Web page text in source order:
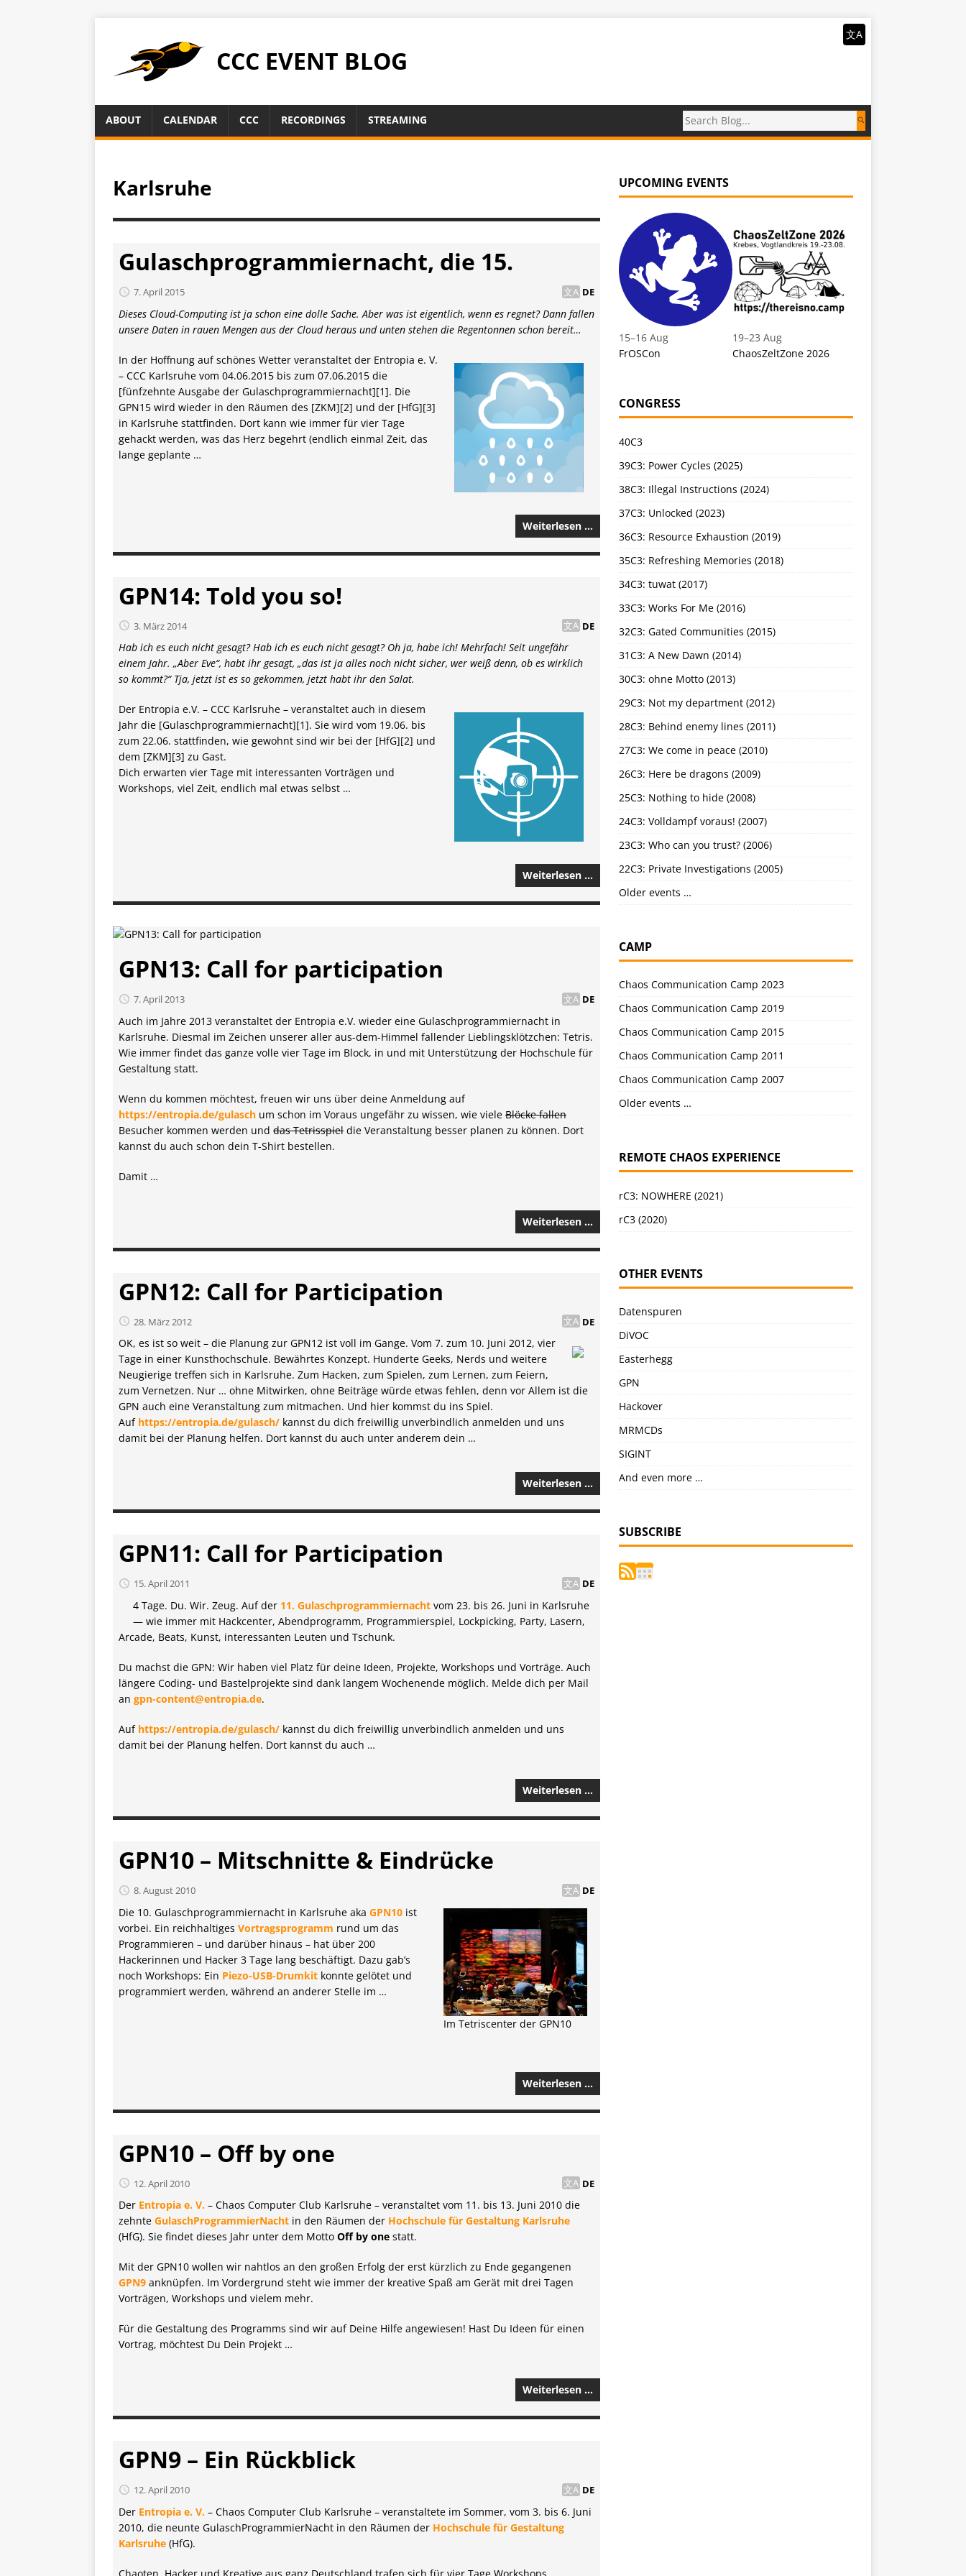
CCC EVENT BLOG
文A
ABOUT CALENDAR CCC RECORDINGS STREAMING
Karlsruhe
Gulaschprogrammiernacht, die 15.
7. April 2015 DE
Dieses Cloud-Computing ist ja schon eine dolle Sache. Aber was ist eigentlich, wenn es regnet? Dann fallen
unsere Daten in rauen Mengen aus der Cloud heraus und unten stehen die Regentonnen schon bereit…
In der Hoffnung auf schönes Wetter veranstaltet der Entropia e. V.
– CCC Karlsruhe vom 04.06.2015 bis zum 07.06.2015 die
[fünfzehnte Ausgabe der Gulasch­programmier­nacht][1]. Die
GPN15 wird wieder in den Räumen des [ZKM][2] und der [HfG][3]
in Karlsruhe stattfinden. Dort kann wie immer für vier Tage
gehackt werden, was das Herz begehrt (endlich einmal Zeit, das
lange geplante …
Weiterlesen …
GPN14: Told you so!
3. März 2014 DE
Hab ich es euch nicht gesagt? Hab ich es euch nicht gesagt? Oh ja, habe ich! Mehrfach! Seit ungefähr
einem Jahr. „Aber Eve“, habt ihr gesagt, „das ist ja alles noch nicht sicher, wer weiß denn, ob es wirklich
so kommt?“ Tja, jetzt ist es so gekommen, jetzt habt ihr den Salat.
Der Entropia e.V. – CCC Karlsruhe – veranstaltet auch in diesem
Jahr die [Gulaschprogrammiernacht][1]. Sie wird vom 19.06. bis
zum 22.06. stattfinden, wie gewohnt sind wir bei der [HfG][2] und
dem [ZKM][3] zu Gast.
Dich erwarten vier Tage mit interessanten Vorträgen und
Workshops, viel Zeit, endlich mal etwas selbst …
Weiterlesen …
GPN13: Call for participation
7. April 2013 DE
Auch im Jahre 2013 veranstaltet der Entropia e.V. wieder eine Gulaschprogrammiernacht in
Karlsruhe. Diesmal im Zeichen unserer aller aus-dem-Himmel fallender Lieblingsklötzchen: Tetris.
Wie immer findet das ganze volle vier Tage im Block, in und mit Unterstützung der Hochschule für
Gestaltung statt.
Wenn du kommen möchtest, freuen wir uns über deine Anmeldung auf
https://entropia.de/gulasch um schon im Voraus ungefähr zu wissen, wie viele Blöcke fallen
Besucher kommen werden und das Tetrisspiel die Veranstaltung besser planen zu können. Dort
kannst du auch schon dein T-Shirt bestellen.
Damit …
Weiterlesen …
GPN12: Call for Participation
28. März 2012 DE
OK, es ist so weit – die Planung zur GPN12 ist voll im Gange. Vom 7. zum 10. Juni 2012, vier
Tage in einer Kunsthochschule. Bewährtes Konzept. Hunderte Geeks, Nerds und weitere
Neugierige treffen sich in Karlsruhe. Zum Hacken, zum Spielen, zum Lernen, zum Feiern,
zum Vernetzen. Nur … ohne Mitwirken, ohne Beiträge würde etwas fehlen, denn vor Allem ist die
GPN auch eine Veranstaltung zum mitmachen. Und hier kommst du ins Spiel.
Auf https://entropia.de/gulasch/ kannst du dich freiwillig unverbindlich anmelden und uns
damit bei der Planung helfen. Dort kannst du auch unter anderem dein …
Weiterlesen …
GPN11: Call for Participation
15. April 2011 DE
4 Tage. Du. Wir. Zeug. Auf der 11. Gulaschprogrammiernacht vom 23. bis 26. Juni in Karlsruhe
— wie immer mit Hack­center, Abend­programm, Programmier­spiel, Lock­picking, Party, Lasern,
Arcade, Beats, Kunst, interessanten Leuten und Tschunk.
Du machst die GPN: Wir haben viel Platz für deine Ideen, Projekte, Workshops und Vorträge. Auch
längere Coding- und Bastelprojekte sind dank langem Wochenende möglich. Melde dich per Mail
an gpn-content@entropia.de.
Auf https://entropia.de/gulasch/ kannst du dich freiwillig unverbindlich anmelden und uns
damit bei der Planung helfen. Dort kannst du auch …
Weiterlesen …
GPN10 – Mitschnitte & Eindrücke
8. August 2010 DE
Im Tetriscenter der GPN10
Die 10. Gulaschprogrammiernacht in Karlsruhe aka GPN10 ist
vorbei. Ein reichhaltiges Vortragsprogramm rund um das
Programmieren – und darüber hinaus – hat über 200
Hackerinnen und Hacker 3 Tage lang beschäftigt. Dazu gab’s
noch Workshops: Ein Piezo-USB-Drumkit konnte gelötet und
programmiert werden, während an anderer Stelle im …
Weiterlesen …
GPN10 – Off by one
12. April 2010 DE
Der Entropia e. V. – Chaos Computer Club Karlsruhe – veranstaltet vom 11. bis 13. Juni 2010 die
zehnte GulaschProgrammierNacht in den Räumen der Hochschule für Gestaltung Karlsruhe
(HfG). Sie findet dieses Jahr unter dem Motto Off by one statt.
Mit der GPN10 wollen wir nahtlos an den großen Erfolg der erst kürzlich zu Ende gegangenen
GPN9 anknüpfen. Im Vordergrund steht wie immer der kreative Spaß am Gerät mit drei Tagen
Vorträgen, Workshops und vielem mehr.
Für die Gestaltung des Programms sind wir auf Deine Hilfe angewiesen! Hast Du Ideen für einen
Vortrag, möchtest Du Dein Projekt …
Weiterlesen …
GPN9 – Ein Rückblick
12. April 2010 DE
Der Entropia e. V. – Chaos Computer Club Karlsruhe – veranstaltete im Sommer, vom 3. bis 6. Juni
2010, die neunte GulaschProgrammierNacht in den Räumen der Hochschule für Gestaltung
Karlsruhe (HfG).
Chaoten, Hacker und Kreative aus ganz Deutschland trafen sich für vier Tage Workshops,
UPCOMING EVENTS
15–16 Aug
FrOSCon
19–23 Aug
ChaosZeltZone 2026
CONGRESS
40C3
39C3: Power Cycles (2025)
38C3: Illegal Instructions (2024)
37C3: Unlocked (2023)
36C3: Resource Exhaustion (2019)
35C3: Refreshing Memories (2018)
34C3: tuwat (2017)
33C3: Works For Me (2016)
32C3: Gated Communities (2015)
31C3: A New Dawn (2014)
30C3: ohne Motto (2013)
29C3: Not my department (2012)
28C3: Behind enemy lines (2011)
27C3: We come in peace (2010)
26C3: Here be dragons (2009)
25C3: Nothing to hide (2008)
24C3: Volldampf voraus! (2007)
23C3: Who can you trust? (2006)
22C3: Private Investigations (2005)
Older events …
CAMP
Chaos Communication Camp 2023
Chaos Communication Camp 2019
Chaos Communication Camp 2015
Chaos Communication Camp 2011
Chaos Communication Camp 2007
Older events …
REMOTE CHAOS EXPERIENCE
rC3: NOWHERE (2021)
rC3 (2020)
OTHER EVENTS
Datenspuren
DiVOC
Easterhegg
GPN
Hackover
MRMCDs
SIGINT
And even more …
SUBSCRIBE